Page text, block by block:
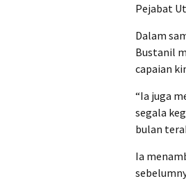
Pejabat
Dalam
Bustanil
capaian
“Ia juga
segala
bulan
Ia